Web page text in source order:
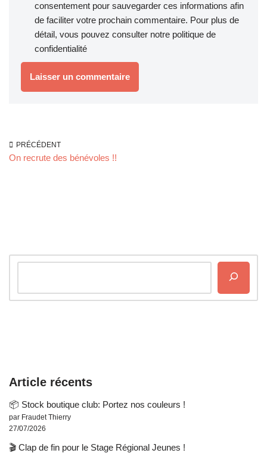
consentement pour sauvegarder ces informations afin
de faciliter votre prochain commentaire. Pour plus de
détail, vous pouvez consulter notre politique de
confidentialité
PRÉCÉDENT
On recrute des bénévoles !!
Article récents
📦 Stock boutique club: Portez nos couleurs !
par Fraudet Thierry
27/07/2026
🎬 Clap de fin pour le Stage Régional Jeunes !